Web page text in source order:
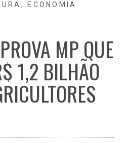
, ECONOMIA
MP QUE
1,2 BILHÃO